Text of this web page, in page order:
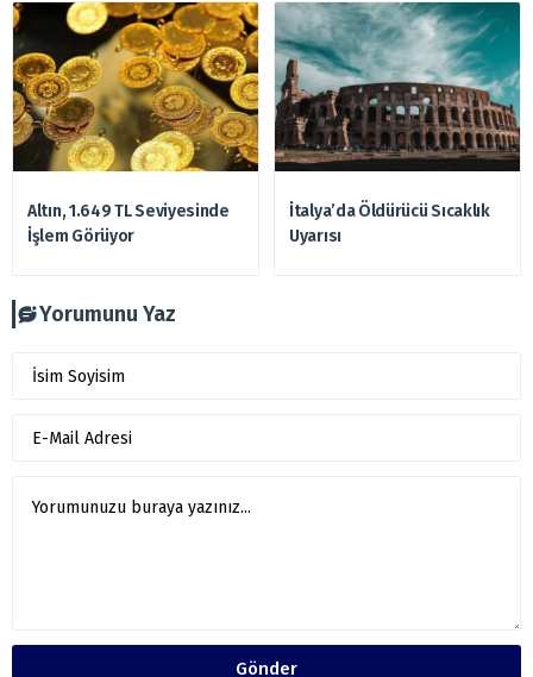
Altın, 1.649 TL Seviyesinde
İşlem Görüyor
İtalya’da Öldürücü Sıcaklık
Uyarısı
Yorumunu Yaz
Gönder